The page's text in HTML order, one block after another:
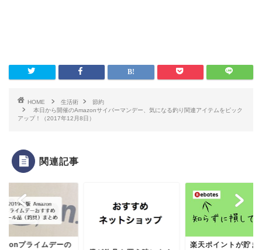
HOME 生活術
節約
本日から開催のAmazonサイバーマンデー、気になる釣り関連アイテムをピック
アップ！（2017年12月8日）
関連記事
プライムデーの
楽天ポイントが貯ま